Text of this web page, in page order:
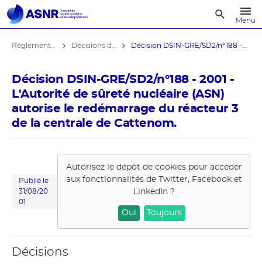
Menu
Décision DSIN-GRE/SD2/n°188 - 2001 -
L'Autorité de sûreté nucléaire (ASN)
autorise le redémarrage du réacteur 3
de la centrale de Cattenom.
Publié le
31/08/20
01
Autorisez le dépôt de cookies pour accéder
aux fonctionnalités de Twitter, Facebook et
LinkedIn?
Oui Toujours
Décisions